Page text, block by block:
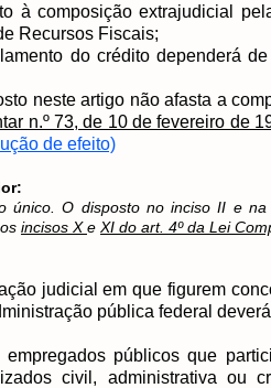
à composição extrajudicial
Recursos Fiscais;
do crédito dependerá
neste artigo não afasta a
n.º 73, de 10 de fevereiro de
de efeito)
único. O disposto no inciso II e
incisos Xe XI do art. 4º da Lei
judicial em que figurem
pública federal
públicos que
civil, administrativa ou